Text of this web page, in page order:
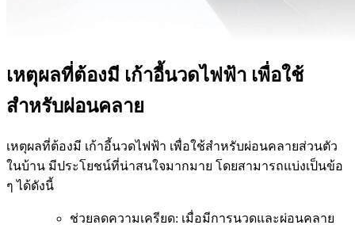
เหตุผลที่ต้องมี เก้าอี้นวดไฟฟ้า เพื่อใช้
สำหรับผ่อนคลาย
เหตุผลที่ต้องมี เก้าอี้นวดไฟฟ้า เพื่อใช้สำหรับผ่อนคลายส่วนตัว
ในบ้าน มีประโยชน์ที่น่าสนใจมากมาย โดยสามารถแบ่งเป็นข้อ
ๆ ได้ดังนี้
ช่วยลดความเครียด: เมื่อมีการนวดและผ่อนคลาย